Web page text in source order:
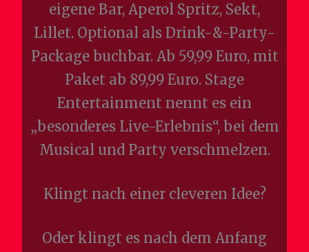
eigene Bar, Aperol Spritz, Sekt,
Lillet. Optional als Drink-&-Party-
Package buchbar. Ab 59,99 Euro, mit
Paket ab 89,99 Euro. Stage
Entertainment nennt es ein
„besonderes Live-Erlebnis“, bei dem
Musical und Party verschmelzen.
Klingt nach einer cleveren Idee?
Oder klingt es nach dem Anfang